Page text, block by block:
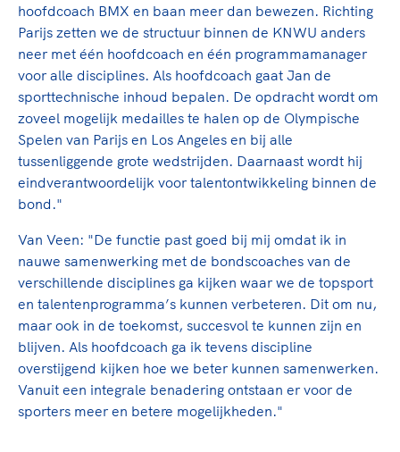
Sport gaat niet vanzelf
Sport verenigt. Op sportclubs, pleintjes, tijdens
een rondje fietsen, door samen te skaten of naar
de sportschool te gaan. Door samen te juichen
voor Sifan Hassan, Rico Verhoeven, Diede de
Groot en het Nederlands Elftal. Of met trots te
genieten van de karatewedstrijd van je dochter,
de halve marathon van je moeder of de
hockeywedstrijd van je buurjongen.
High5 Stappenplan
Ruimte voor sport
Clubondersteuning
Beroepskrachten
Samen voor een veilige
sportomgeving
Voor welk gedrag staat de club? Wat mag wel
langs de lijn, in de kleedkamer, kantine en online?
En wat mag vooral niet? Een gedragscode geeft
hier richting aan en is dus een belangrijk
onderdeel van het clubbeleid rondom gewenst en
ongewenst gedrag.
Lees verder
Top teamsportcompetities
De TeamNL Academie
De TeamNL Academie biedt een leer- en
ontwikkelprogramma voor de volgende functies
binnen TeamNL programma's: experts, coaches,
bestuurders, (technisch) directeuren, managers en
toekomstig kader.
Lees verder
hoofdcoach BMX en baan meer dan bewezen. Richting
Parijs zetten we de structuur binnen de KNWU anders
neer met één hoofdcoach en één programmamanager
voor alle disciplines. Als hoofdcoach gaat Jan de
sporttechnische inhoud bepalen. De opdracht wordt om
zoveel mogelijk medailles te halen op de Olympische
Spelen van Parijs en Los Angeles en bij alle
tussenliggende grote wedstrijden. Daarnaast wordt hij
eindverantwoordelijk voor talentontwikkeling binnen de
bond."
Van Veen: "De functie past goed bij mij omdat ik in
nauwe samenwerking met de bondscoaches van de
verschillende disciplines ga kijken waar we de topsport
en talentenprogramma’s kunnen verbeteren. Dit om nu,
maar ook in de toekomst, succesvol te kunnen zijn en
blijven. Als hoofdcoach ga ik tevens discipline
overstijgend kijken hoe we beter kunnen samenwerken.
Vanuit een integrale benadering ontstaan er voor de
sporters meer en betere mogelijkheden."